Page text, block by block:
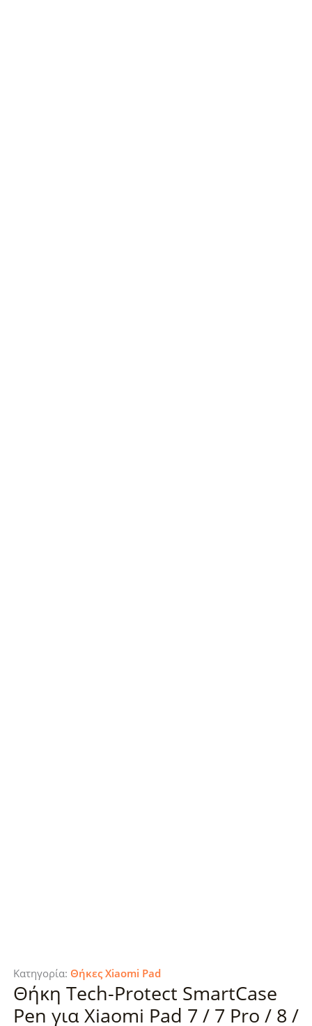
Κατηγορία: Θήκες Xiaomi Pad
Θήκη Tech-Protect SmartCase
Pen για Xiaomi Pad 7 / 7 Pro / 8 /